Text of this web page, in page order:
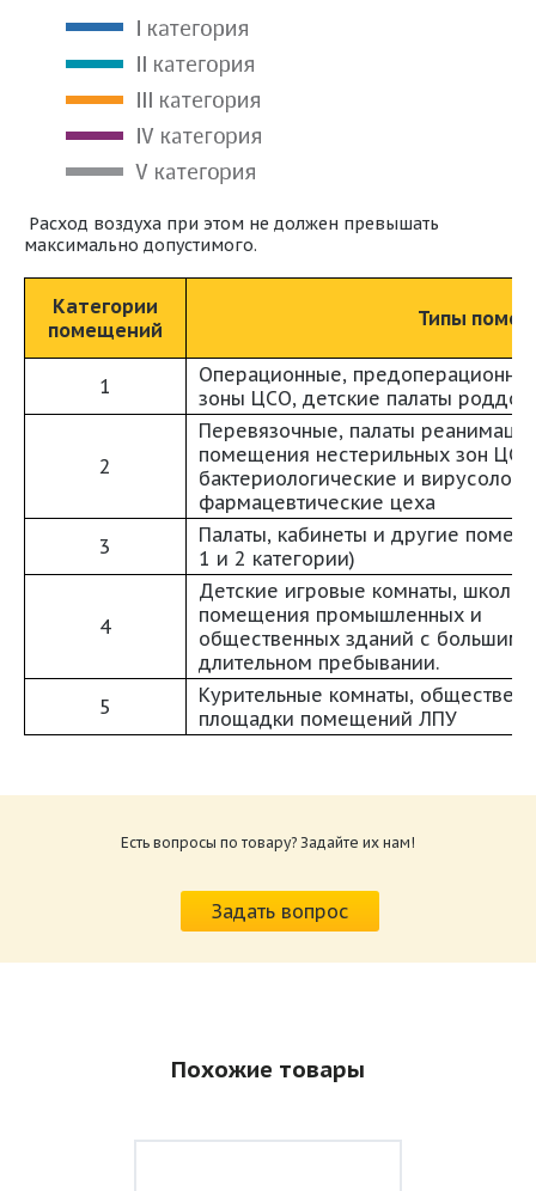
Расход воздуха при этом не должен превышать
максимально допустимого.
Категории
помещений
Типы
1
Операционные,
зоны ЦСО, детские палаты
2
Перевязочные, палаты
помещения нестерильных зон
бактериологические и
фармацевтические цеха
3
Палаты, кабинеты и другие
1 и 2 категории)
4
Детские игровые комнаты,
помещения промышленных и
общественных зданий с большим
длительном пребывании.
5
Курительные комнаты,
площадки помещений ЛПУ
воздуха SBOW.pdf
Есть вопросы по товару? Задайте их нам!
Задать вопрос
Похожие товары